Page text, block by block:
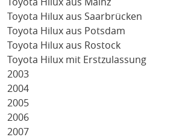
Toyota Hilux aus Saarbrücken
Toyota Hilux aus Potsdam
Toyota Hilux aus Rostock
Toyota Hilux mit Erstzulassung
2003
2004
2005
2006
2007